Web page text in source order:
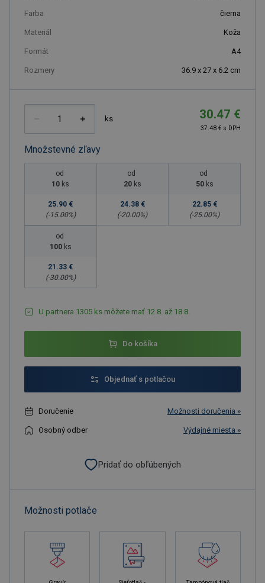
Farba čierna
Materiál Koža
Formát A4
Rozmery 36.9 x 27 x 6.2 cm
ks 30.47 €
37.48 € s DPH
Množstevné zľavy
od
10 ks
25.90 €
(-15.00%)
od
20 ks
24.38 €
(-20.00%)
od
50 ks
22.85 €
(-25.00%)
od
100 ks
21.33 €
(-30.00%)
U partnera 1305 ks môžete mať 12.8. až 18.8.
Do košíka
Objednať s potlačou
Doručenie Možnosti doručenia »
Osobný odber Výdajné miesta »
Pridať do obľúbených
Možnosti potlače